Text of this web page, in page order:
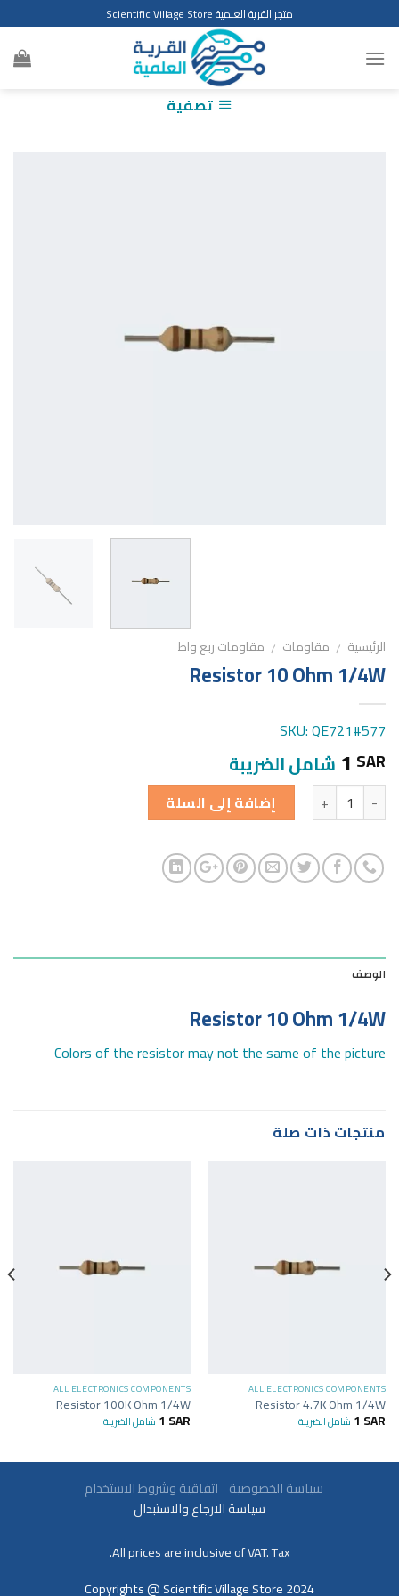
to
content
متجر القرية العلمية Scientific Village Store
تصفية
الرئيسية / مقاومات / مقاومات ربع واط
Resistor 10 Ohm 1/4W
SKU: QE721#577
1 SAR شامل الضريبة
الكمية إضافة إلى السلة
الوصف
Resistor 10 Ohm 1/4W
Colors of the resistor may not the same of the picture
منتجات ذات صلة
ALL ELECTRONICS COMPONENTS
Resistor 4.7K Ohm 1/4W
1 SAR شامل الضريبة
ALL ELECTRONICS COMPONENTS
Resistor 100K Ohm 1/4W
1 SAR شامل الضريبة
سياسة الخصوصية اتفاقية وشروط الاستخدام
سياسة الارجاع والاستبدال
All prices are inclusive of VAT. Tax.
Copyrights @ Scientific Village Store 2024